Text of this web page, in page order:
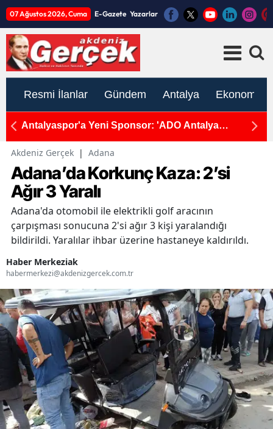
07 Ağustos 2026, Cuma E-Gazete Yazarlar
Resmi İlanlar Gündem Antalya Ekonomi
Antalyaspor'a Yeni Sponsor: 'ADO Antalya
Akdeniz Gerçek | Adana
Adana’da Korkunç Kaza: 2’si
Ağır 3 Yaralı
Adana'da otomobil ile elektrikli golf aracının
çarpışması sonucuna 2'si ağır 3 kişi yaralandığı
bildirildi. Yaralılar ihbar üzerine hastaneye kaldırıldı.
Haber Merkeziak
habermerkezi@akdenizgercek.com.tr